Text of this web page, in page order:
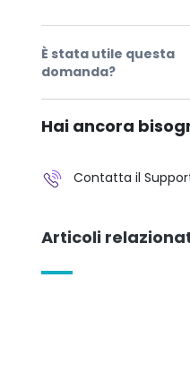
È stata utile questa
domanda?
Hai ancora
Contatta il
Articoli